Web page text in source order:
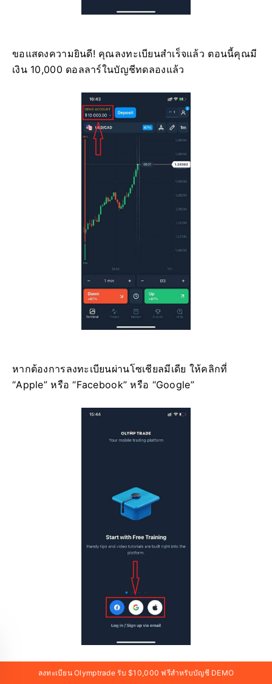
ขอแสดงความยินดี! คุณลงทะเบียนสำเร็จแล้ว ตอนนี้คุณมี
เงิน 10,000 ดอลลาร์ในบัญชีทดลองแล้ว
หากต้องการลงทะเบียนผ่านโซเชียลมีเดีย ให้คลิกที่
“Apple” หรือ “Facebook” หรือ “Google”
ลงทะเบียน Olymptrade รับ $10,000 ฟรีสำหรับบัญชี DEMO